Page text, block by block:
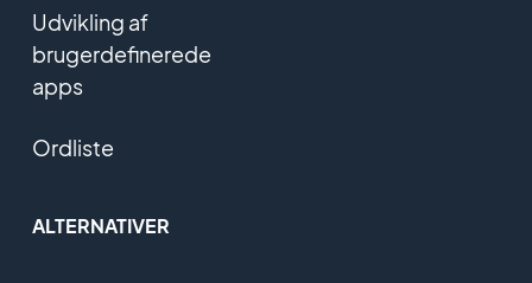
Udvikling af
brugerdefinerede
apps
Ordliste
ALTERNATIVER